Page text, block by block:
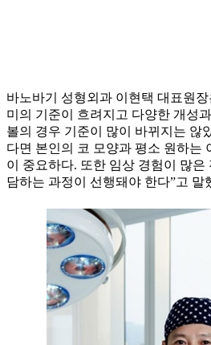
바노바기 성형외과 이현택 대표원
미의 기준이 흐려지고 다양한 개성
볼의 경우 기준이 많이 바뀌지는 않
다면 본인의 코 모양과 평소 원하는
이 중요하다. 또한 임상 경험이 많
담하는 과정이 선행돼야 한다”고 말